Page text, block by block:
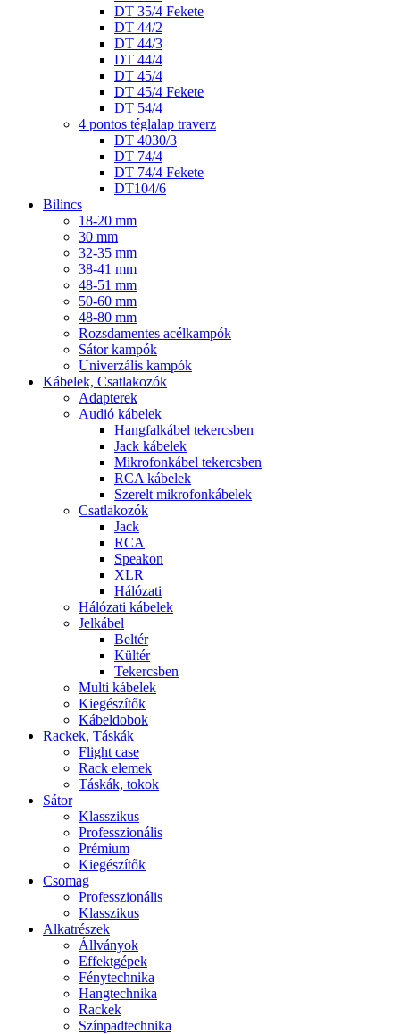
DT 35/4 Fekete
DT 44/2
DT 44/3
DT 44/4
DT 45/4
DT 45/4 Fekete
DT 54/4
4 pontos téglalap traverz
DT 4030/3
DT 74/4
DT 74/4 Fekete
DT104/6
Bilincs
18-20 mm
30 mm
32-35 mm
38-41 mm
48-51 mm
50-60 mm
48-80 mm
Rozsdamentes acélkampók
Sátor kampók
Univerzális kampók
Kábelek, Csatlakozók
Adapterek
Audió kábelek
Hangfalkábel tekercsben
Jack kábelek
Mikrofonkábel tekercsben
RCA kábelek
Szerelt mikrofonkábelek
Csatlakozók
Jack
RCA
Speakon
XLR
Hálózati
Hálózati kábelek
Jelkábel
Beltér
Kültér
Tekercsben
Multi kábelek
Kiegészítők
Kábeldobok
Rackek, Táskák
Flight case
Rack elemek
Táskák, tokok
Sátor
Klasszikus
Professzionális
Prémium
Kiegészítők
Csomag
Professzionális
Klasszikus
Alkatrészek
Állványok
Effektgépek
Fénytechnika
Hangtechnika
Rackek
Színpadtechnika